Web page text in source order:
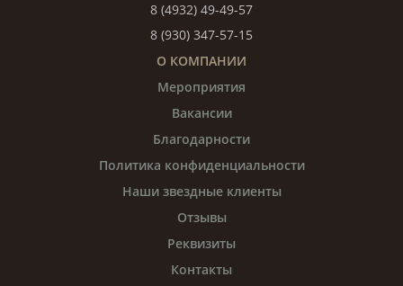
8 (4932) 49-49-57
8 (930) 347-57-15
О КОМПАНИИ
Мероприятия
Вакансии
Благодарности
Политика конфиденциальности
Наши звездные клиенты
Отзывы
Реквизиты
Контакты